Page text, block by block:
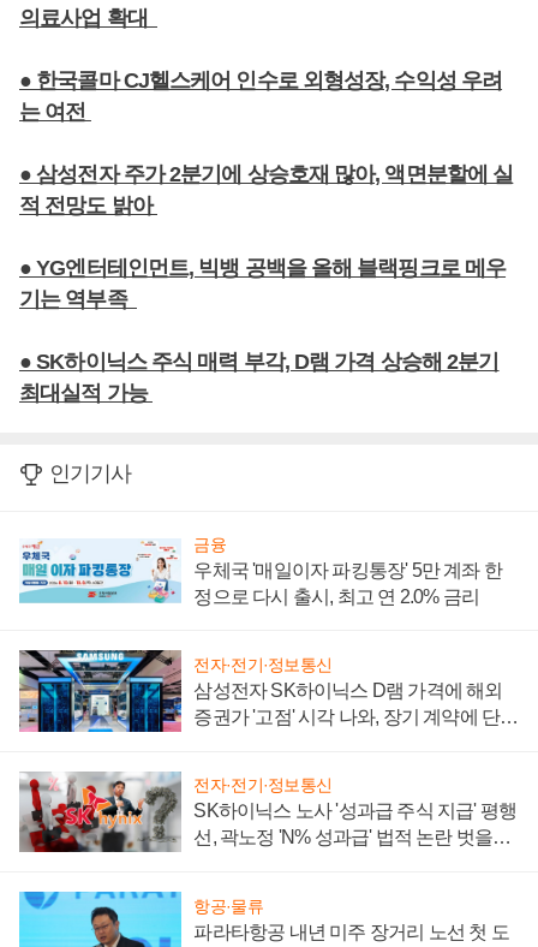
의료사업 확대
● 한국콜마 CJ헬스케어 인수로 외형성장, 수익성 우려
는 여전
● 삼성전자 주가 2분기에 상승호재 많아, 액면분할에 실
적 전망도 밝아
● YG엔터테인먼트, 빅뱅 공백을 올해 블랙핑크로 메우
기는 역부족
● SK하이닉스 주식 매력 부각, D램 가격 상승해 2분기
최대실적 가능
인기기사
금융
우체국 '매일이자 파킹통장' 5만 계좌 한
정으로 다시 출시, 최고 연 2.0% 금리
전자·전기·정보통신
삼성전자 SK하이닉스 D램 가격에 해외
증권가 '고점' 시각 나와, 장기 계약에 단점
전자·전기·정보통신
SK하이닉스 노사 '성과급 주식 지급' 평행
선, 곽노정 'N% 성과급' 법적 논란 벗을지
항공·물류
파라타항공 내년 미주 장거리 노선 첫 도